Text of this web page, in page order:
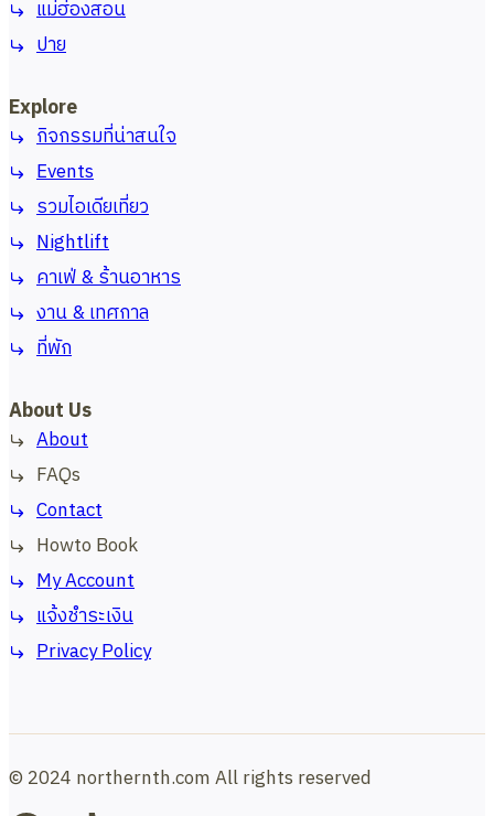
แม่ฮ่องสอน
ปาย
Explore
กิจกรรมที่น่าสนใจ
Events
รวมไอเดียเที่ยว
Nightlift
คาเฟ่ & ร้านอาหาร
งาน & เทศกาล
ที่พัก
About Us
About
FAQs
Contact
Howto Book
My Account
แจ้งชำระเงิน
Privacy Policy
© 2024 northernth.com All rights reserved